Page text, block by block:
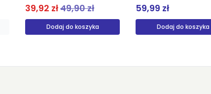
59,99 zł
Dodaj do koszyka
54,99 zł
Produkt niedostępny